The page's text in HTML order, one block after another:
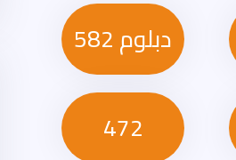
دبلوم 582
472